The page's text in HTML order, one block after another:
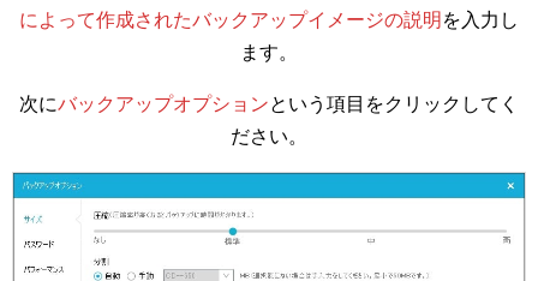
によって作成されたバックアップイメージの説明 を入力し
ます。
次にバックアップオプションという項目をクリックしてく
ださい。